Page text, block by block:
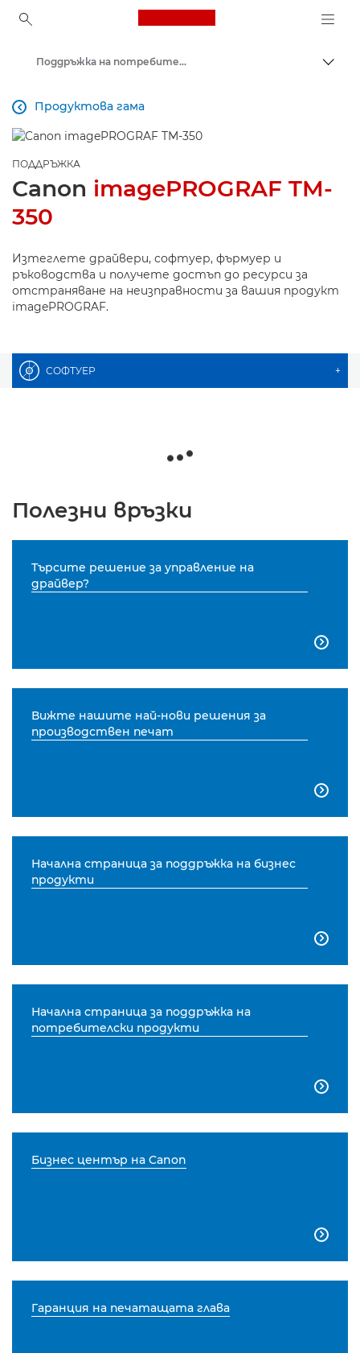
Canon Logo, back to
Поддръжка на потребителски продукти
Продуктова гама

ПОДДРЪЖКА
Canon imagePROGRAF TM-
350
Изтеглете драйвери, софтуер, фърмуер и
ръководства и получете достъп до ресурси за
отстраняване на неизправности за вашия продукт
imagePROGRAF.
СОФТУЕР +
Полезни връзки
Търсите решение за управление на
драйвер?

Вижте нашите най-нови решения за
производствен печат

Начална страница за поддръжка на бизнес
продукти

Начална страница за поддръжка на
потребителски продукти

Бизнес център на Canon

Гаранция на печатащата глава